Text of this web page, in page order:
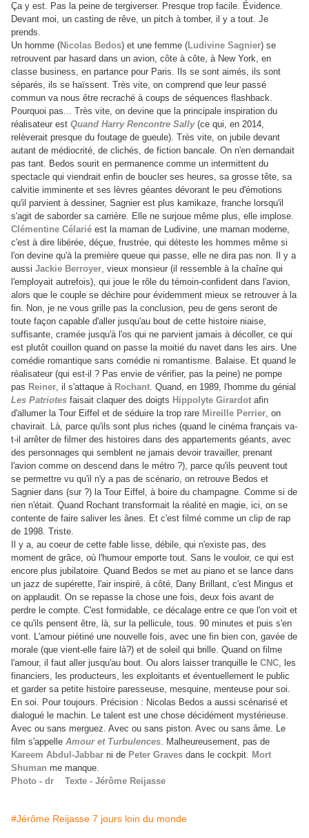
Ça y est. Pas la peine de tergiverser. Presque trop facile. Évidence.
Devant moi, un casting de rêve, un pitch à tomber, il y a tout. Je
prends.
Un homme (Nicolas Bedos) et une femme (Ludivine Sagnier) se
retrouvent par hasard dans un avion, côte à côte, à New York, en
classe business, en partance pour Paris. Ils se sont aimés, ils sont
séparés, ils se haïssent. Très vite, on comprend que leur passé
commun va nous être recraché à coups de séquences flashback.
Pourquoi pas... Très vite, on devine que la principale inspiration du
réalisateur est Quand Harry Rencontre Sally(ce qui, en 2014,
relèverait presque du foutage de gueule). Très vite, on jubile devant
autant de médiocrité, de clichés, de fiction bancale. On n'en demandait
pas tant. Bedos sourit en permanence comme un intermittent du
spectacle qui viendrait enfin de boucler ses heures, sa grosse tête, sa
calvitie imminente et ses lèvres géantes dévorant le peu d'émotions
qu'il parvient à dessiner, Sagnier est plus kamikaze, franche lorsqu'il
s'agit de saborder sa carrière. Elle ne surjoue même plus, elle implose.
Clémentine Célarié est la maman de Ludivine, une maman moderne,
c'est à dire libérée, déçue, frustrée, qui déteste les hommes même si
l'on devine qu'à la première queue qui passe, elle ne dira pas non. Il y a
aussi Jackie Berroyer, vieux monsieur (il ressemble à la chaîne qui
l'employait autrefois), qui joue le rôle du témoin-confident dans l'avion,
alors que le couple se déchire pour évidemment mieux se retrouver à la
fin. Non, je ne vous grille pas la conclusion, peu de gens seront de
toute façon capable d'aller jusqu'au bout de cette histoire niaise,
suffisante, cramée jusqu'à l'os qui ne parvient jamais à décoller, ce qui
est plutôt couillon quand on passe la moitié du navet dans les airs. Une
comédie romantique sans comédie ni romantisme. Balaise. Et quand le
réalisateur (qui est-il ? Pas envie de vérifier, pas la peine) ne pompe
pas Reiner, il s'attaque à Rochant. Quand, en 1989, l'homme du génial
Les Patriotes faisait claquer des doigts Hippolyte Girardot afin
d'allumer la Tour Eiffel et de séduire la trop rare Mireille Perrier, on
chavirait. Là, parce qu'ils sont plus riches (quand le cinéma français va-
t-il arrêter de filmer des histoires dans des appartements géants, avec
des personnages qui semblent ne jamais devoir travailler, prenant
l'avion comme on descend dans le métro ?), parce qu'ils peuvent tout
se permettre vu qu'il n'y a pas de scénario, on retrouve Bedos et
Sagnier dans (sur ?) la Tour Eiffel, à boire du champagne. Comme si de
rien n'était. Quand Rochant transformait la réalité en magie, ici, on se
contente de faire saliver les ânes. Et c'est filmé comme un clip de rap
de 1998. Triste.
Il y a, au coeur de cette fable lisse, débile, qui n'existe pas, des
moment de grâce, où l'humour emporte tout. Sans le vouloir, ce qui est
encore plus jubilatoire. Quand Bedos se met au piano et se lance dans
un jazz de supérette, l'air inspiré, à côté, Dany Brillant, c'est Mingus et
on applaudit. On se repasse la chose une fois, deux fois avant de
perdre le compte. C'est formidable, ce décalage entre ce que l'on voit et
ce qu'ils pensent être, là, sur la pellicule, tous. 90 minutes et puis s'en
vont. L'amour piétiné une nouvelle fois, avec une fin bien con, gavée de
morale (que vient-elle faire là?) et de soleil qui brille. Quand on filme
l'amour, il faut aller jusqu'au bout. Ou alors laisser tranquille le CNC, les
financiers, les producteurs, les exploitants et éventuellement le public
et garder sa petite histoire paresseuse, mesquine, menteuse pour soi.
En soi. Pour toujours. Précision : Nicolas Bedos a aussi scénarisé et
dialogué le machin. Le talent est une chose décidément mystérieuse.
Avec ou sans merguez. Avec ou sans piston. Avec ou sans âme. Le
film s'appelle Amour et Turbulences. Malheureusement, pas de
Kareem Abdul-Jabbar ni de Peter Graves dans le cockpit. Mort
Shuman me manque.
Photo - dr Texte - Jérôme Reijasse
#Jérôme Reijasse 7 jours loin du monde